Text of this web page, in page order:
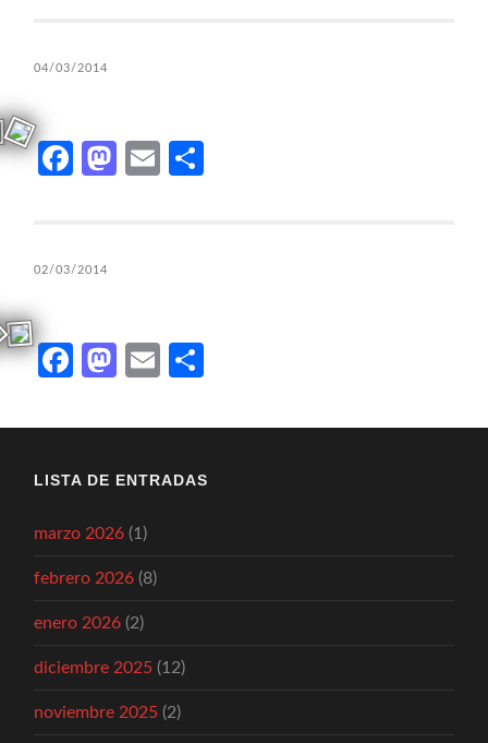
04/03/2014
Facebook
Mastodon
Email
02/03/2014
Facebook
Mastodon
Email
LISTA DE ENTRADAS
marzo 2026 (1)
febrero 2026 (8)
enero 2026 (2)
diciembre 2025 (12)
noviembre 2025 (2)